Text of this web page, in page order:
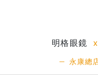
中完滿舉辦。作為台南
絕佳地段與深耕在地的
明格眼鏡 x
永康總